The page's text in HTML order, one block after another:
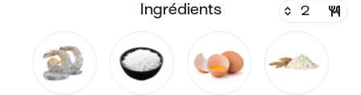
ingrédients